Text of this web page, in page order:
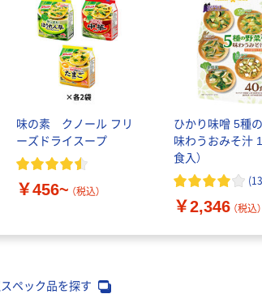
味の素 クノール フリ
ーズドライスープ
￥456~ （税込）
ひかり味噌 5種
味わうおみそ汁 1
食入）
(13
￥2,346 （税込）
ペック品を探す